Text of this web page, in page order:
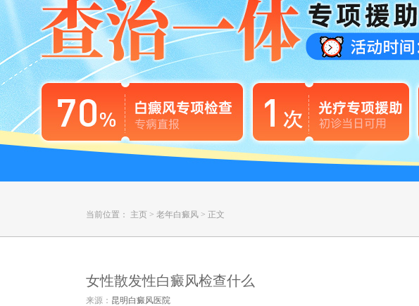
当前位置： 主页 > 老年白癜风 > 正文
女性散发性白癜风检查什么
来源： 昆明白癜风医院